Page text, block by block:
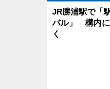
JR勝浦駅で「
バル」 構内に
く